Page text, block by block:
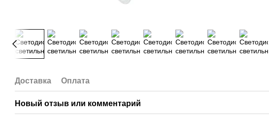
Доставка Оплата
Новый отзыв или комментарий